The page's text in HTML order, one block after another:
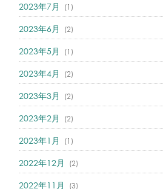
2023年7月 (1)
2023年6月 (2)
2023年5月 (1)
2023年4月 (2)
2023年3月 (2)
2023年2月 (2)
2023年1月 (1)
2022年12月 (2)
2022年11月 (3)